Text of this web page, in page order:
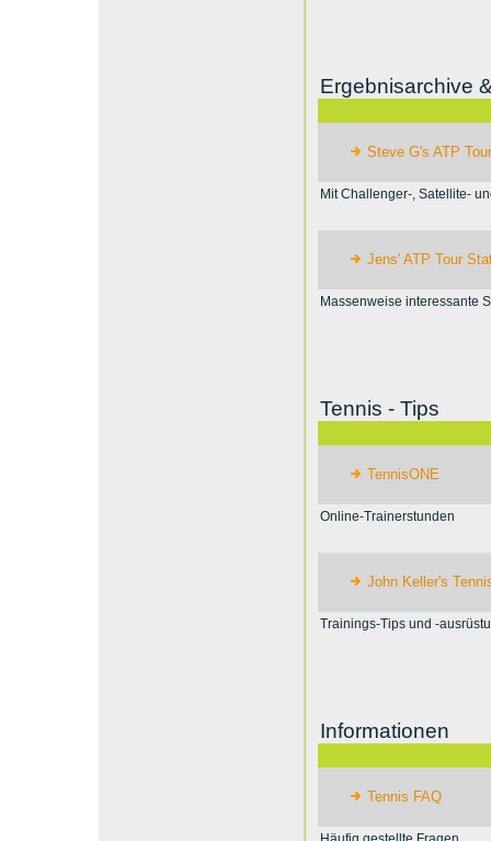
Ergebnisarchive
Steve G's ATP
Mit Challenger-, Satellite-
Jens' ATP Tour
Massenweise interessante
Tennis - Tips
TennisONE
Online-Trainerstunden
John Keller's
Trainings-Tips und -
Informationen
Tennis FAQ